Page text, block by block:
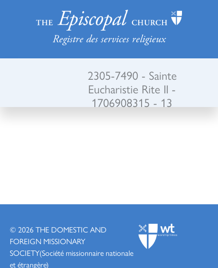
Registre des services religieux
2305-7490 - Sainte
Eucharistie Rite II -
1706908315 - 13
© 2026THE DOMESTIC AND
FOREIGN MISSIONARY
SOCIETY(Société missionnaire nationale
et étrangère)